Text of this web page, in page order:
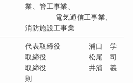
業、管工事業、
電気通信工事業、
消防施設工事業
代表取締役 浦口 学
取締役 松尾 司
取締役 井浦 義
則